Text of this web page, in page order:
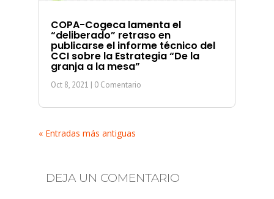
COPA-Cogeca lamenta el
“deliberado” retraso en
publicarse el informe técnico del
CCI sobre la Estrategia “De la
granja a la mesa”
Oct 8, 2021 | 0 Comentario
« Entradas más antiguas
DEJA UN COMENTARIO